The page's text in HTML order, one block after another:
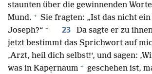
staunten über die gewinnenden
Mund. + Sie fragten: „Ist das nicht
Joseph?“ + 23
Da sagte er zu
jetzt bestimmt das Sprichwort auf
‚Arzt, heil dich selbst!‘, und sagen:
was in Kapẹrnaum + geschehen ist,